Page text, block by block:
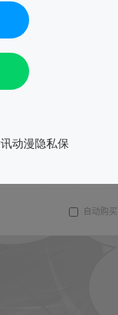
讯动漫隐私保